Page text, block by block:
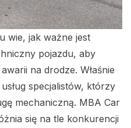
wie, jak ważne jest
pojazdu, aby
na drodze. Właśnie
specjalistów, którzy
mechaniczną. MBA Car
się na tle konkurencji